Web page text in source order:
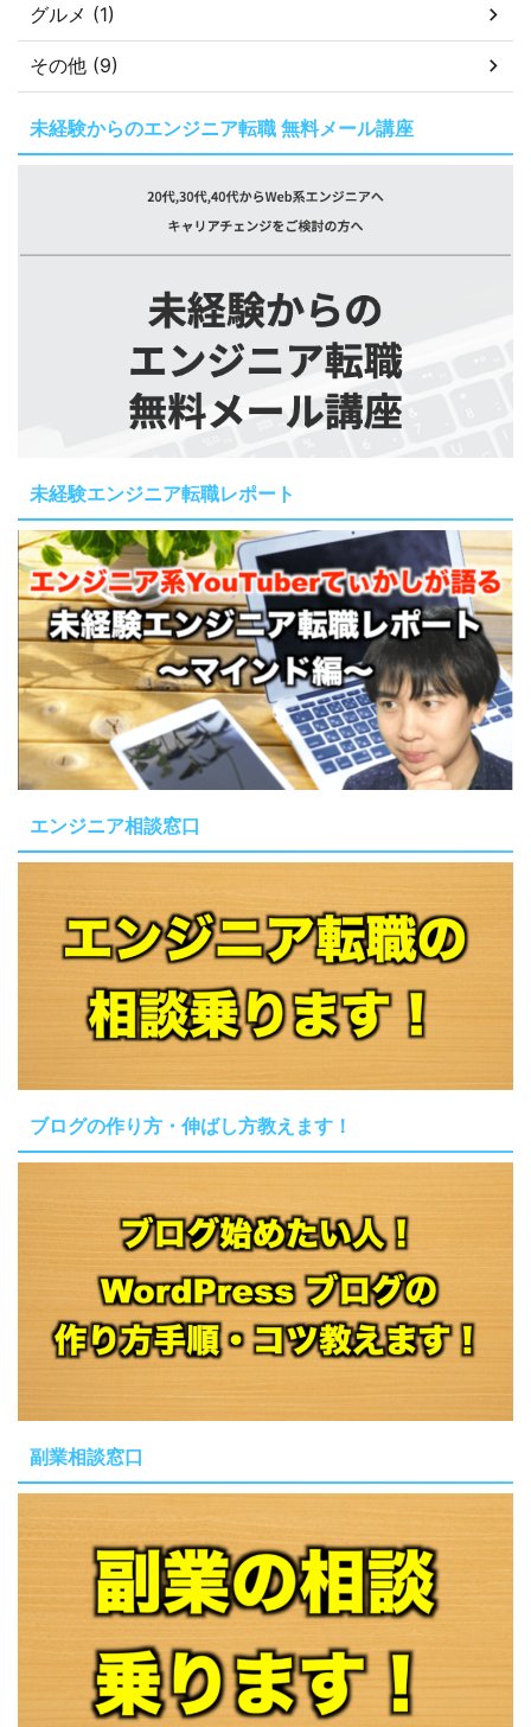
グルメ (1)
その他 (9)
未経験からのエンジニア転職 無料メール講座
未経験エンジニア転職レポート
エンジニア相談窓口
ブログの作り方・伸ばし方教えます！
副業相談窓口